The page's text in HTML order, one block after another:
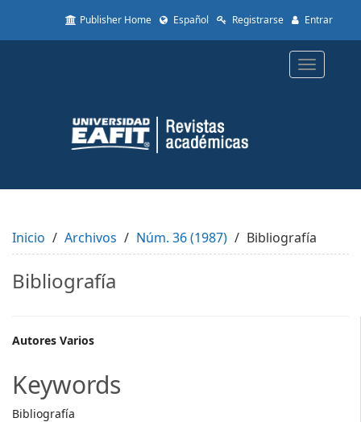
to
Content
Sidebar
Publisher Home Español Registrarse Entrar
Toggle
Inicio Archivos Núm. 36 (1987) Bibliografía
Bibliografía
Main
Article
Content
Autores Varios
Keywords
Bibliografía